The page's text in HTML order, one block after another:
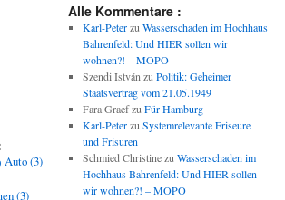
Auto(3)
(3)
Alle Kommentare :
Karl-Peterzu Wasserschaden im Hochhaus
Bahrenfeld: Und HIER sollen wir
wohnen?! – MOPO
Szendi István zu Politik: Geheimer
Staatsvertrag vom 21.05.1949
Fara Graefzu Für Hamburg
Karl-Peterzu Systemrelevante Friseure
und Frisuren
Schmied Christinezu Wasserschaden im
Hochhaus Bahrenfeld: Und HIER sollen
wir wohnen?! – MOPO